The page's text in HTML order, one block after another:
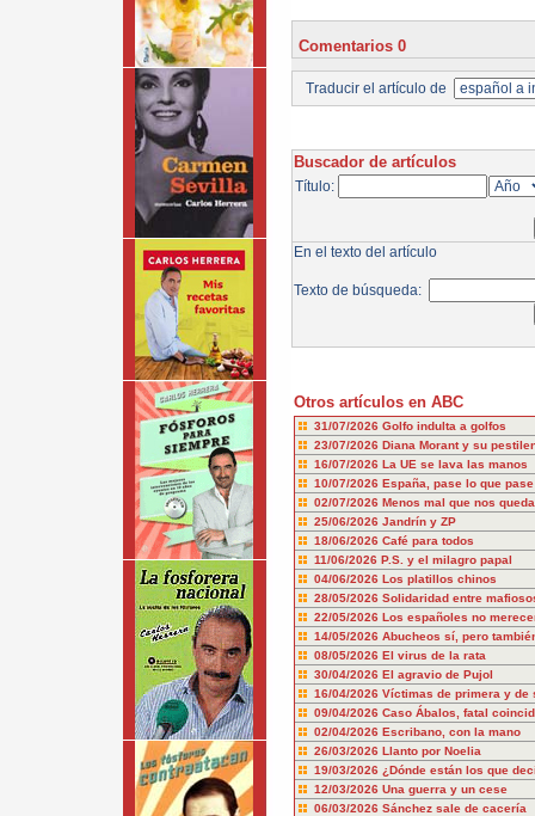
Comentarios 0
Traducir el artículo de
Buscador de artículos
Título:
En el texto del artículo
Texto de búsqueda:
Otros artículos en ABC
31/07/2026 Golfo indulta a golfos
23/07/2026 Diana Morant y su
16/07/2026 La UE se lava las manos
10/07/2026 España, pase lo que pase
02/07/2026 Menos mal que nos
25/06/2026 Jandrín y ZP
18/06/2026 Café para todos
11/06/2026 P.S. y el milagro papal
04/06/2026 Los platillos chinos
28/05/2026 Solidaridad entre
22/05/2026 Los españoles no
14/05/2026 Abucheos sí, pero
08/05/2026 El virus de la rata
30/04/2026 El agravio de Pujol
16/04/2026 Víctimas de primera y de
09/04/2026 Caso Ábalos, fatal
02/04/2026 Escribano, con la mano
26/03/2026 Llanto por Noelia
19/03/2026 ¿Dónde están los que
12/03/2026 Una guerra y un cese
06/03/2026 Sánchez sale de cacería